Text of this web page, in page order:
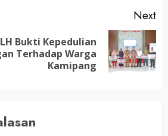
Next
Bukti Kepedulian
Terhadap Warga
Kamipang